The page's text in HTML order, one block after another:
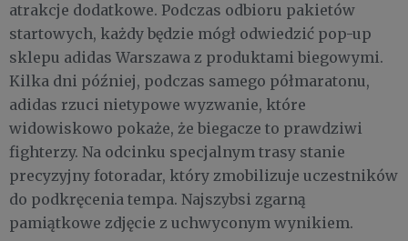
atrakcje dodatkowe. Podczas odbioru pakietów
startowych, każdy będzie mógł odwiedzić pop-up
sklepu adidas Warszawa z produktami biegowymi.
Kilka dni później, podczas samego półmaratonu,
adidas rzuci nietypowe wyzwanie, które
widowiskowo pokaże, że biegacze to prawdziwi
fighterzy. Na odcinku specjalnym trasy stanie
precyzyjny fotoradar, który zmobilizuje uczestników
do podkręcenia tempa. Najszybsi zgarną
pamiątkowe zdjęcie z uchwyconym wynikiem.